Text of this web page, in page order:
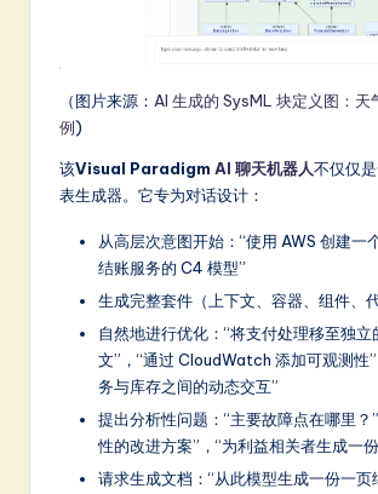
&
S
（图片来源： AI 生成的 SysML 块定义图：天
例)
该Visual Paradigm AI 聊天机器人不仅仅
表生成器。它专为对话设计：
从高层次意图开始：“使用 AWS 创建一
结账服务的 C4 模型”
生成完整套件（上下文、容器、组件、代
自然地进行优化：“将支付处理移至独立
文”，“通过 CloudWatch 添加可观测性
务与库存之间的动态交互”
提出分析性问题：“主要故障点在哪里？
性的改进方案”，“为利益相关者生成一
请求生成文档：“从此模型生成一份一